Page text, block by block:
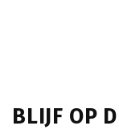
BLIJF OP